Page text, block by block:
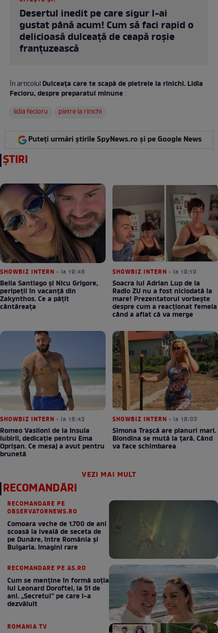
Desertul inedit pe care sigur l-ai
gustat până acum! Cum să faci rapid o
delicioasă dulceaţă de ceapă roşie
franţuzească
În articolulDulceața care te scapă de pietrele la rinichi. Lidia
Fecioru, despre preparatul minune :
lidia fecioru
pietre la rinichi
Puteți urmări știrile SpyNews.ro și pe Google News
ȘTIRI
SHOWBIZ INTERN • la 19:48
Bella Santiago și Nicu Grigore,
peripeții în vacanță din
Zakynthos. Ce a pățit
cântăreața
SHOWBIZ INTERN • la 19:10
Soacra lui Adrian Lup de la
Radio ZU nu a fost niciodată la
mare! Prezentatorul vorbește
despre cum a reacționat femeia
când a aflat că va merge
SHOWBIZ INTERN • la 18:42
Romeo Vasiloni de la Insula
iubirii, dedicație pentru Ema
Oprișan. Ce mesaj a avut pentru
brunetă
SHOWBIZ INTERN • la 18:05
Simona Trașcă are planuri mari.
Blondina se mută la țară. Când
va face schimbarea
VEZI MAI MULT
RECOMANDĂRI
RECOMANDARE PE
OBSERVATORNEWS.RO
Comoara veche de 1.700 de ani
scoasă la iveală de seceta de
pe Dunăre, între România şi
Bulgaria. Imagini rare
RECOMANDARE PE AS.RO
Cum se menţine în formă soţia
lui Leonard Doroftei, la 51 de
ani. „Secretul” pe care l-a
dezvăluit
ROMANIA TV